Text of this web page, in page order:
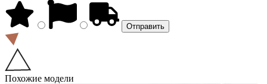
Похожие модели